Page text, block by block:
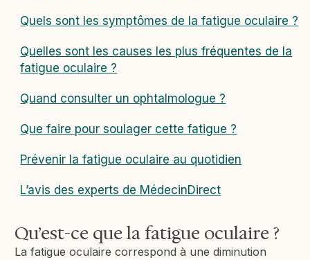
Qu’est-ce que la fatigue oculaire ?
La fatigue oculaire correspond à une diminution
Quels sont les symptômes de la fatigue oculaire ?
Quelles sont les causes les plus fréquentes de la
fatigue oculaire ?
Quand consulter un ophtalmologue ?
Que faire pour soulager cette fatigue ?
Prévenir la fatigue oculaire au quotidien
L’avis des experts de MédecinDirect